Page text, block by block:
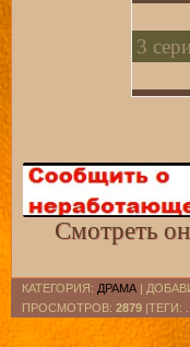
3
5
6
7
8
Смотреть
КАТЕГОРИЯ: ДРАМА |
ПРОСМОТРОВ: 2879 |ТЕГИ: .